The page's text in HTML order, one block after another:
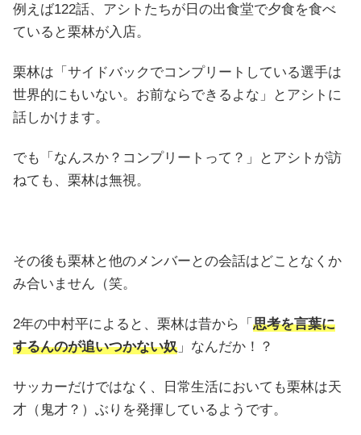
例えば122話、アシトたちが日の出食堂で夕食を食べ
ていると栗林が入店。
栗林は「サイドバックでコンプリートしている選手は
世界的にもいない。お前ならできるよな」とアシトに
話しかけます。
でも「なんスか？コンプリートって？」とアシトが訪
ねても、栗林は無視。
その後も栗林と他のメンバーとの会話はどことなくか
み合いません（笑。
2年の中村平によると、栗林は昔から「 思考を言葉に
するんのが追いつかない奴 」なんだか！？
サッカーだけではなく、日常生活においても栗林は天
才（鬼才？）ぶりを発揮しているようです。